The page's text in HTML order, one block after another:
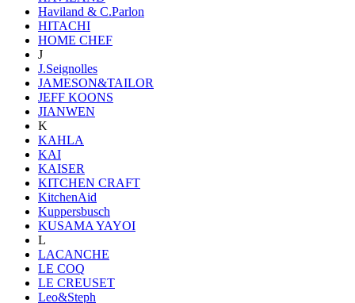
Haviland & C.Parlon
HITACHI
HOME CHEF
J
J.Seignolles
JAMESON&TAILOR
JEFF KOONS
JIANWEN
K
KAHLA
KAI
KAISER
KITCHEN CRAFT
KitchenAid
Kuppersbusch
KUSAMA YAYOI
L
LACANCHE
LE COQ
LE CREUSET
Leo&Steph